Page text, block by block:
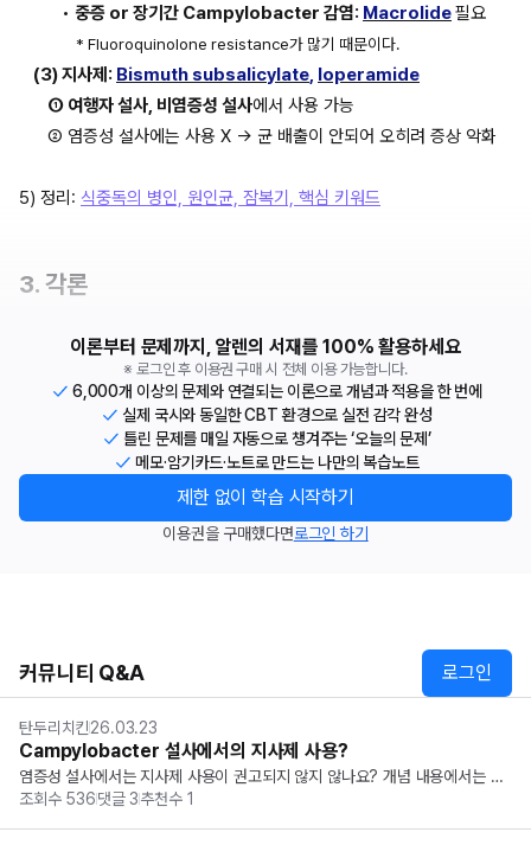
• 중증 or 장기간 Campylobacter 감염: Macrolide필요
* Fluoroquinolone resistance가 많기 때문이다.
(3) 지사제: Bismuth subsalicylate loperamide
① 여행자 설사, 비염증성 설사에서 사용 가능
② 염증성 설사에는 사용 X → 균 배출이 안되어 오히려 증상 악화
5) 정리: 식중독의 병인, 원인균, 잠복기, 핵심 키워드
3. 각론
이론부터 문제까지, 알렌의 서재를 100% 활용하세요
※ 로그인 후 이용권 구매 시 전체 이용 가능합니다.
6,000개 이상의 문제와 연결되는 이론으로 개념과 적용을 한 번에
실제 국시와 동일한 CBT 환경으로 실전 감각 완성
틀린 문제를 매일 자동으로 챙겨주는 ‘오늘의 문제’
메모·암기카드·노트로 만드는 나만의 복습노트
제한 없이 학습 시작하기
이용권을 구매했다면로그인 하기
커뮤니티 Q&A 로그인
탄두리치킨26.03.23
Campylobacter 설사에서의 지사제 사용?
염증성 설사에서는 지사제 사용이 권고되지 않지 않나요? 개념 내용에서는 지
사제를 대증치료로 사용하라고 되어 있어 질문드립니다!
조회수 536댓글3추천수 1